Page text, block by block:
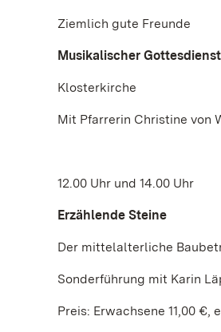
Ziemlich gute Freunde
Musikalischer Gottesdienst
Klosterkirche
Mit Pfarrerin Christine von
12.00 Uhr und 14.00 Uhr
Erzählende Steine
Der mittelalterliche
Sonderführung mit Karin
Preis: Erwachsene 11,00 €,